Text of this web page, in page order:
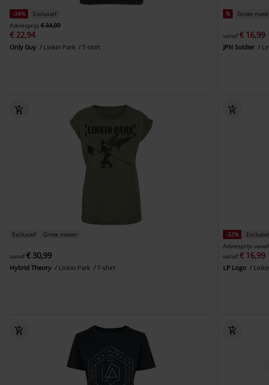
-34%
Exclusief
Adviesprijs € 34,99
€ 22,94
Only Guy Linkin Park T-shirt
% Grote
vanaf€ 16,99
JPN Soldier
Exclusief Grote maten
vanaf€ 30,99
Hybrid Theory Linkin Park T-shirt
-32%
Adviesprijs
vanaf€ 16,99
LP Logo